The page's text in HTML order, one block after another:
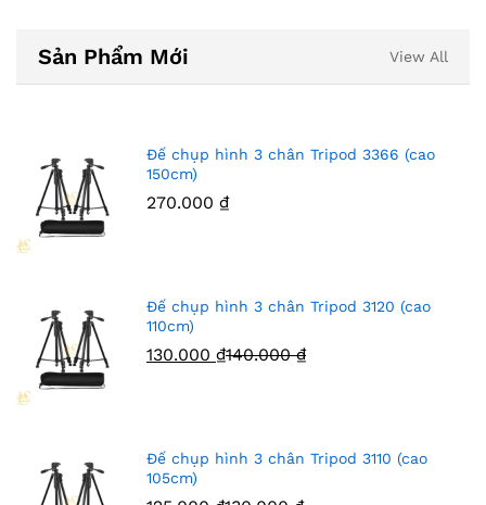
Sản Phẩm Mới View All
Đế chụp hình 3 chân Tripod 3366 (cao
150cm)
270.000 ₫
Đế chụp hình 3 chân Tripod 3120 (cao
110cm)
130.000 ₫140.000₫
Đế chụp hình 3 chân Tripod 3110 (cao
105cm)